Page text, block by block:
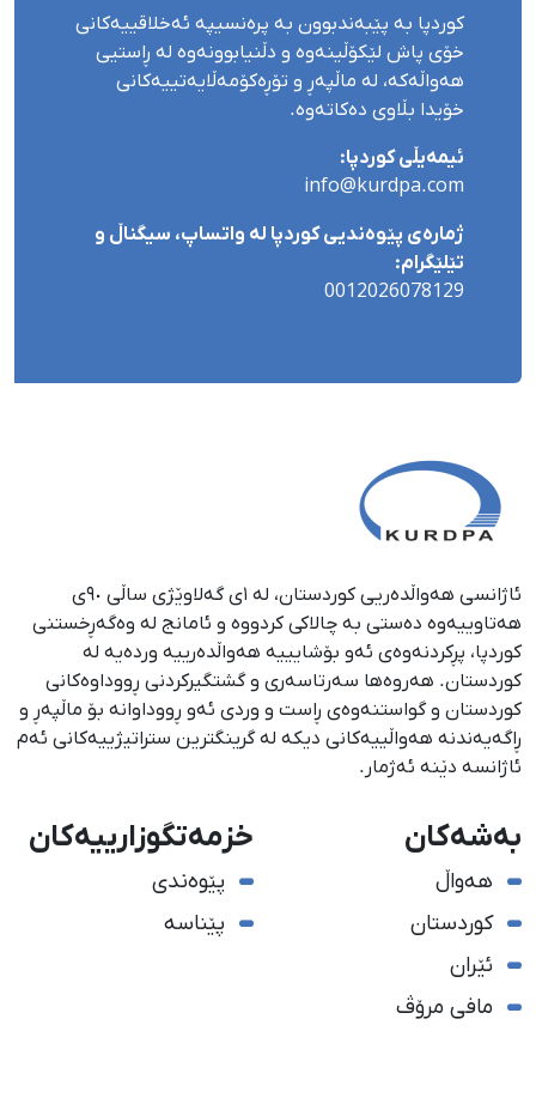
کوردپا بە پێبەندبوون بە پرەنسیپە ئەخلاقییەکانی
خۆی پاش لێکۆڵینەوە و دڵنیابوونەوە لە ڕاستیی
هەواڵەکە، لە ماڵپەڕ و تۆڕەکۆمەڵایەتییەکانی
خۆیدا بڵاوی دەکاتەوە.
ئیمەیڵی کوردپا:
info@kurdpa.com
ژمارەی پێوەندیی کوردپا لە واتساپ، سیگناڵ و
تێلێگرام:
0012026078129
ئاژانسی هەواڵدەریی کوردستان، لە ١ی گەلاوێژی ساڵی ٩٠ی
هەتاوییەوە دەستی بە چالاکی کردووە و ئامانج لە وەگەڕخستنی
كوردپا، پڕكردنەوەی ئەو بۆشایییە هەواڵدەرییە وردەیە لە
كوردستان. هەروەها سەرتاسەری و گشتگیركردنی ڕووداوەكانی
كوردستان و گواستنەوەی ڕاست و وردی ئەو ڕووداوانە بۆ ماڵپەڕ و
ڕاگەیەندنە هەواڵییەكانی دیكە لە گرینگترین ستراتیژییەكانی ئەم
ئاژانسە دێنە ئەژمار.
بەشەکان
هەواڵ
کوردستان
ئێران
مافی مرۆڤ
خزمەتگوزارییەکان
پێوەندی
پێناسە